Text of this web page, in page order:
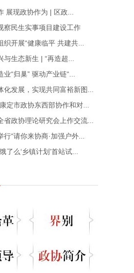
展现政协作为 | 区政...
察民生实事项目建设工作
织开展“健康临平 共建共...
与生态新生 | “再造超...
“归巢” 驱动产业链“...
化发展，实现共同富裕新图...
定市政协东西部协作和对...
省政协理论研究会上作交流...
“请你来协商·加强户外...
了么‘乡镇计划’首站试...